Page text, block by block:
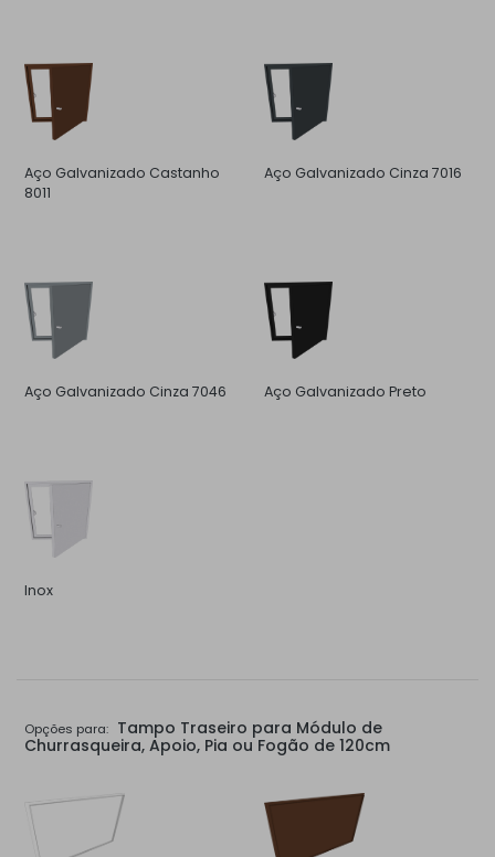
Aço Galvanizado Castanho
8011
Aço Galvanizado Cinza 7016
Aço Galvanizado Cinza 7046 Aço Galvanizado Preto
Inox
Opções para: Tampo Traseiro para Módulo de
Churrasqueira, Apoio, Pia ou Fogão de 120cm